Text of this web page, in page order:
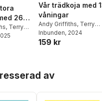
26
i färg
, Terry
Vår trädkoja med
våningar
Andy Griffiths, Terry
Denton
Inbunden, 2024
159 kr
av